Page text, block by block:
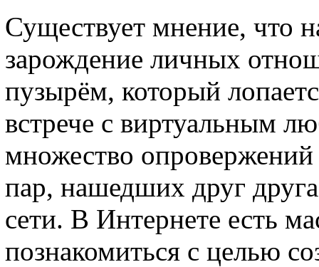
Существует мнение, что
зарождение личных
пузырём, который
встрече с виртуальным
множество
пар, нашедших друг
сети. В Интернете есть
познакомиться с целью